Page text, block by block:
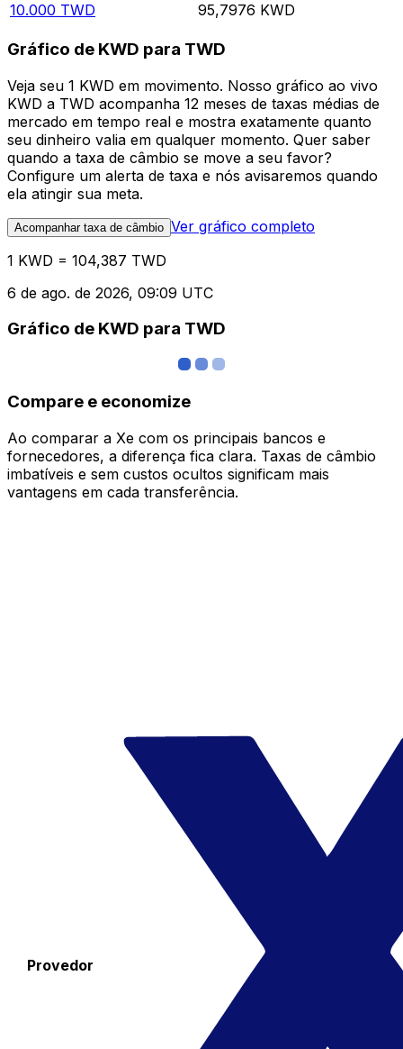
10.000 TWD 95,7976 KWD
Gráfico de KWD para TWD
Veja seu 1 KWD em movimento. Nosso gráfico ao vivo
KWD a TWD acompanha 12 meses de taxas médias de
mercado em tempo real e mostra exatamente quanto
seu dinheiro valia em qualquer momento. Quer saber
quando a taxa de câmbio se move a seu favor?
Configure um alerta de taxa e nós avisaremos quando
ela atingir sua meta.
Acompanhar taxa de câmbio Ver gráfico completo
1 KWD = 104,387 TWD
6 de ago. de 2026, 09:09 UTC
Gráfico de KWD para TWD
Compare e economize
Ao comparar a Xe com os principais bancos e
fornecedores, a diferença fica clara. Taxas de câmbio
imbatíveis e sem custos ocultos significam mais
vantagens em cada transferência.
Provedor